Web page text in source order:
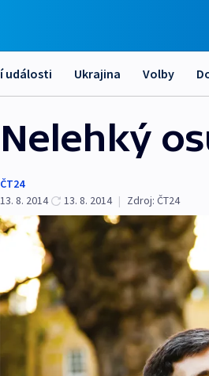
události Ukrajina Volby
Nelehký
ČT24
13. 8. 2014
13. 8. 2014 | Zdroj: ČT24